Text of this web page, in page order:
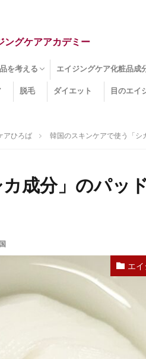
ングケアアカデミー
を考える
ングケア化粧品
リーム
顔
クリーム
スマスク
い線化粧品
ゲン化粧品
化粧品
クレンジング
インワン化粧品
の化粧品
エイジングケア化粧品成
エイジングケア化粧品(成
セラミド
ネオダーミル
プロテオグリカン
ビタミンC誘導体
コラーゲン
その他の化粧品成分
脱毛 ダイエット 目のエイ
アひろば 韓国のスキンケアで使う「シ
成分」のパッ
エ